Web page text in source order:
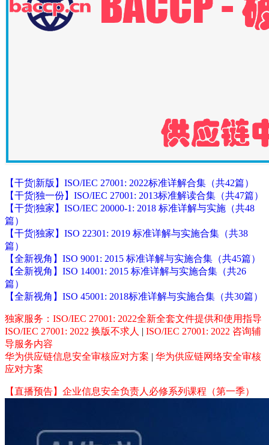
【干货|新版】ISO/IEC 27001: 2022标准详解合集（共42篇）
【干货|独一份】ISO/IEC 27001: 2013标准解读合集（共47篇）
【干货|独家】ISO/IEC 20000-1: 2018 标准详解与实施（共48
篇）
【干货|独家】ISO 22301: 2019 标准详解与实施合集（共38
篇）
【全新视角】ISO 9001: 2015 标准详解与实施合集（共45篇）
【全新视角】ISO 14001: 2015 标准详解与实施合集（共26
篇）
【全新视角】ISO 45001: 2018标准详解与实施合集（共30篇）
独家服务：ISO/IEC 27001: 2022全新全套文件提供和使用指导
ISO/IEC 27001: 2022 换版不求人 | ISO/IEC 27001: 2022 咨询辅
导服务内容
华为供应链信息安全审核应对方案 | 华为供应链网络安全审核
应对方案
【直播预告】企业信息安全负责人必修系列课程（第一季）